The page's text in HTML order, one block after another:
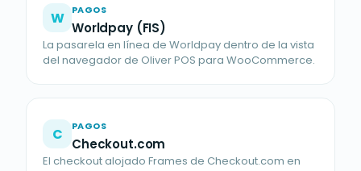
W PAGOS
Worldpay (FIS)
La pasarela en línea de Worldpay dentro de la vista
del navegador de Oliver POS para WooCommerce.
C PAGOS
Checkout.com
El checkout alojado Frames de Checkout.com en